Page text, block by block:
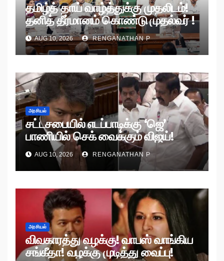
தமிழ்த் தாய் வாழ்த்துக்கு முதலிடம்!
தனித் தீர்மானம் கொண்டு முதல்வர் !
AUG 10, 2026 RENGANATHAN P
அரசியல்
சட்டசபையில் எடப்பாடிக்கு ‘ஜெ’
பாணியில் செக் வைக்கும் விஜய்!
AUG 10, 2026 RENGANATHAN P
அரசியல்
விவகாரத்து வழக்கு! வாபஸ் வாங்கிய
சங்கீதா! வழக்கு முடித்து வைப்பு!